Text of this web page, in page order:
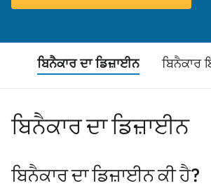
ਬਿਨੈਕਾਰ ਦਾ ਡਿਜ਼ਾਈਨ ਬਿਨੈਕਾਰ
ਬਿਨੈਕਾਰ ਦਾ ਡਿਜ਼ਾਈਨ
ਬਿਨੈਕਾਰ ਦਾ ਡਿਜ਼ਾਈਨ ਕੀ ਹੈ?